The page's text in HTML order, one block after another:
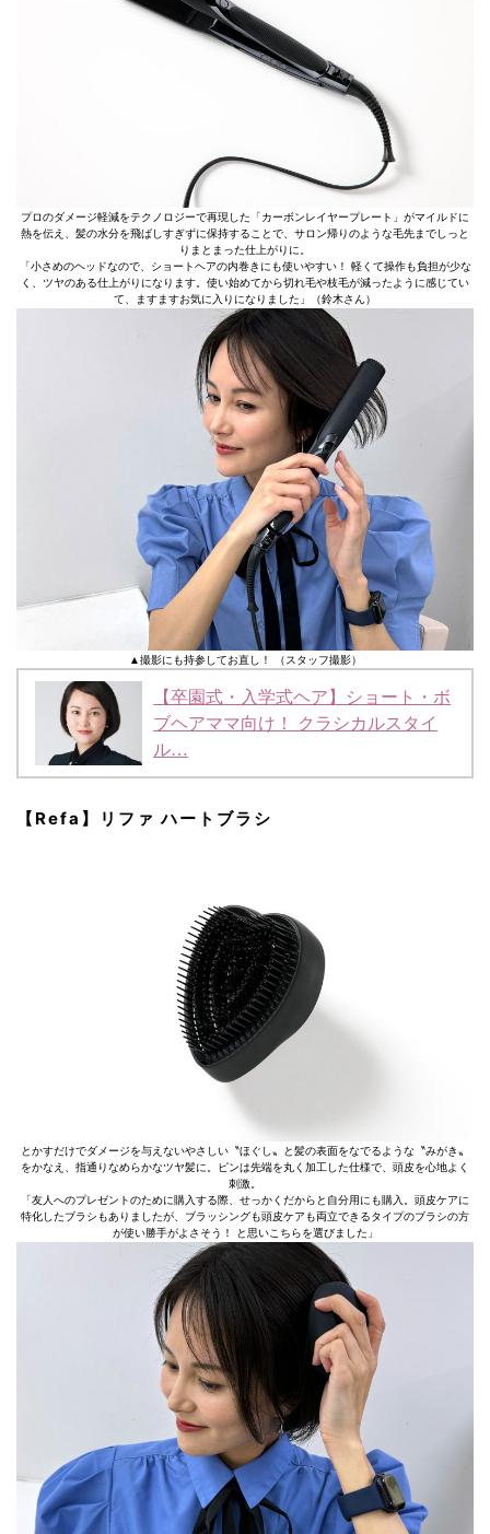
プロのダメージ軽減をテクノロジーで再現した「カーボンレイヤープレート」がマイルドに
熱を伝え、髪の水分を飛ばしすぎずに保持することで、サロン帰りのような毛先までしっと
りまとまった仕上がりに。
「小さめのヘッドなので、ショートヘアの内巻きにも使いやすい！ 軽くて操作も負担が少な
く、ツヤのある仕上がりになります。使い始めてから切れ毛や枝毛が減ったように感じてい
て、ますますお気に入りになりました」（鈴木さん）
▲撮影にも持参してお直し！ （スタッフ撮影）
【卒園式・入学式ヘア】ショート・ボ
ブヘアママ向け！ クラシカルスタイ
ル…
【Refa】リファ ハートブラシ
とかすだけでダメージを与えないやさしい〝ほぐし〟と髪の表面をなでるような〝みがき〟
をかなえ、指通りなめらかなツヤ髪に。ピンは先端を丸く加工した仕様で、頭皮を心地よく
刺激。
「友人へのプレゼントのために購入する際、せっかくだからと自分用にも購入。頭皮ケアに
特化したブラシもありましたが、ブラッシングも頭皮ケアも両立できるタイプのブラシの方
が使い勝手がよさそう！ と思いこちらを選びました」